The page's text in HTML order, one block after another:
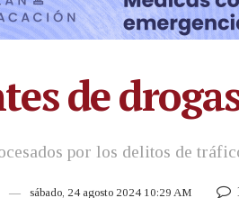
de
por los delitos de
sábado, 24 agosto 2024 10:29 AM